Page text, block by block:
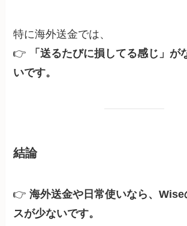
特に海外送金では、
👉
「送るたびに損してる感じ」が
いです。
結論
👉海外送金や日常使いなら、Wise
スが少ないです。